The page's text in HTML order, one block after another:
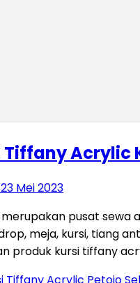
Tiffany
23 Mei 2023
merupakan pusat
meja, kursi, tiang
produk kursi tiffany